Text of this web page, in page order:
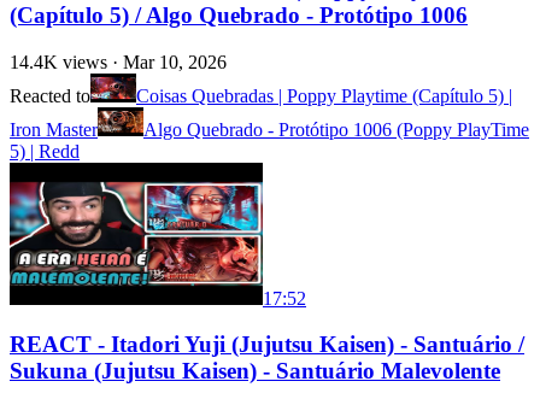
(Capítulo 5) / Algo Quebrado - Protótipo 1006
14.4K views · Mar 10, 2026
Reacted to
Coisas Quebradas | Poppy Playtime (Capítulo 5) |
Iron Master
Algo Quebrado - Protótipo 1006 (Poppy PlayTime
5) | Redd
17:52
REACT - Itadori Yuji (Jujutsu Kaisen) - Santuário /
Sukuna (Jujutsu Kaisen) - Santuário Malevolente